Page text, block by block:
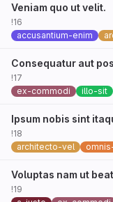
Veniam quo ut velit.
!16
accusantium-enim
Consequatur aut
!17
ex-commodi
illo-sit
Ipsum nobis sint
!18
architecto-vel
Voluptas nam ut
!19